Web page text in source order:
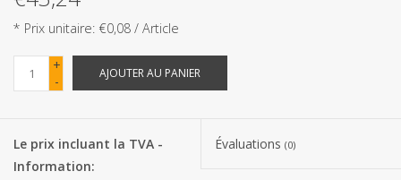
Produits Covid-19
Confiserie Saint-Nicolas
Cadeaux de Pâques
* Prix unitaire: €0,08 / Article
+
-
AJOUTER AU PANIER
Le prix incluant la TVA -
Information:
Évaluations (0)